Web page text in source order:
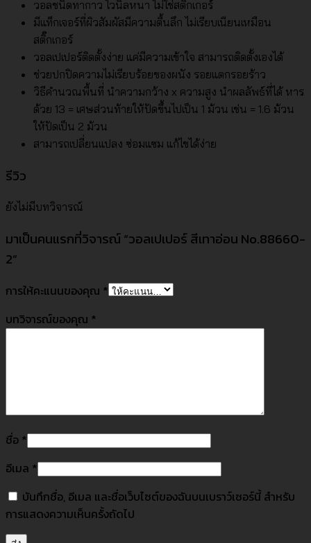
วอลชนิดทากาว ไวนิลหนา ไม่ใช่สติ๊กเกอร์
มีแท็กเจอร์ที่ผิวสัมผัสมีความตื้นลึก ไม่เรียบเนียนเหมือน
สติ๊กเกอร์
วอลเปเปอร์ติดตั้งง่าย แค่มีความเข้าใจ สามารถติดตั้งเองได้
ช่วยปกปิดความไม่เรียบร้อยของผนัง รอยแตกรอยร้าว
วิธีคำนวณพื้นที่ นำความกว้าง x ความสูง นำผลลัพธ์ที่ได้ หาร
ด้วย 13 = เศษส่วนท้ายให้ปัดขึ้นไปเป็น 1 ม้วน เช่น = 1.6 ม้วน
ให้ปัดเป็น 2 ม้วน
สามารถเปลี่ยนแปลง ซ่อมแซม แก้ไขได้ง่าย
รีวิว
ยังไม่มีบทวิจารณ์
มาเป็นคนแรกที่วิจารณ์ “วอลเปเปอร์ สีเทาอ่อน No.88660-
2”
การให้คะแนนของคุณ *
บทวิจารณ์ของคุณ *
ชื่อ *
อีเมล *
บันทึกชื่อ, อีเมล และชื่อเว็บไซต์ของฉันบนเบราว์เซอร์นี้ สำหรับ
การแสดงความเห็นครั้งถัดไป